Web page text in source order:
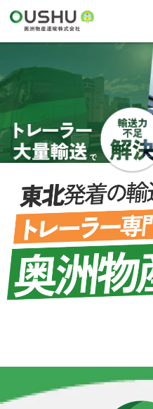
サービス内容
車両・倉庫
実績・事例
安全品質・SDGs
会社概要
採用情報
0225-
月~土 8：
お問い合わせ